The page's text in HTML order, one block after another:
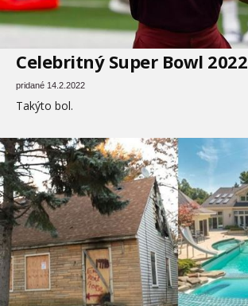
Celebritný Super Bowl 2022
pridané 14.2.2022
Takýto bol.